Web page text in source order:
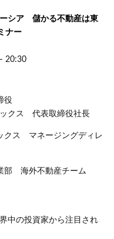
ーシア 儲かる不動産は東
ナー
20:30
役
代表取締役社長
ス マネージングディレ
部 海外不動産チーム
中の投資家から注目され